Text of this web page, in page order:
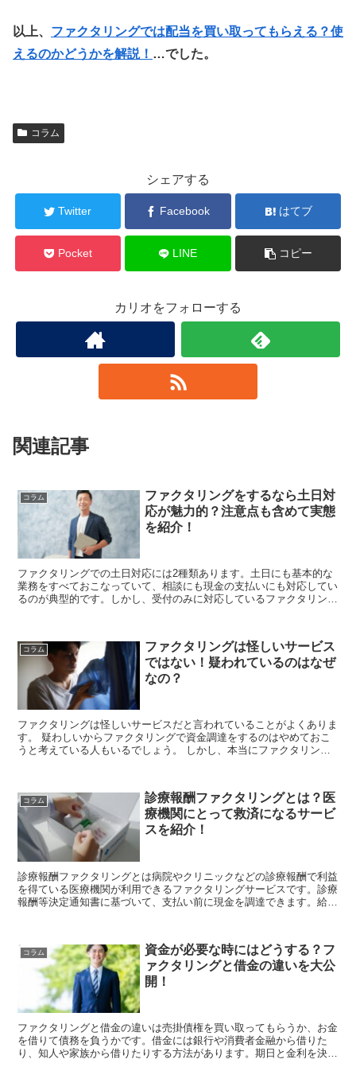
以上、 ファクタリングでは配当を買い取ってもらえる？使
えるのかどうかを解説！ …でした。
コラム
シェアする
Twitter Facebook はてブ
Pocket LINE コピー
カリオをフォローする
関連記事
コラム
ファクタリングをするなら土日対
応が魅力的？注意点も含めて実態
を紹介！
ファクタリングでの土日対応には2種類あります。土日にも基本的な
業務をすべておこなっていて、相談にも現金の支払いにも対応してい
るのが典型的です。しかし、受付のみに対応しているファクタリング
コラム
ファクタリングは怪しいサービス
ではない！疑われているのはなぜ
なの？
ファクタリングは怪しいサービスだと言われていることがよくありま
す。 疑わしいからファクタリングで資金調達をするのはやめておこ
うと考えている人もいるでしょう。 しかし、本当にファクタリング
コラム
診療報酬ファクタリングとは？医
療機関にとって救済になるサービ
スを紹介！
診療報酬ファクタリングとは病院やクリニックなどの診療報酬で利益
を得ている医療機関が利用できるファクタリングサービスです。診療
報酬等決定通知書に基づいて、支払い前に現金を調達できます。給与
コラム
資金が必要な時にはどうする？フ
ァクタリングと借金の違いを大公
開！
ファクタリングと借金の違いは売掛債権を買い取ってもらうか、お金
を借りて債務を負うかです。借金には銀行や消費者金融から借りた
り、知人や家族から借りたりする方法があります。期日と金利を決め